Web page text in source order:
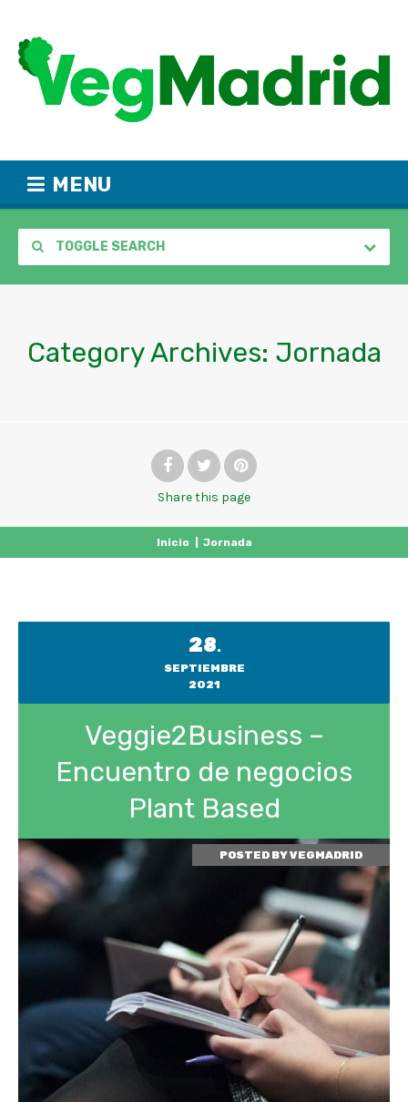
MENU
TOGGLE SEARCH
Category Archives: Jornada
Sharethis page
Inicio Jornada
28.
SEPTIEMBRE
2021
Veggie2Business –
Encuentro de negocios
Plant Based
POSTED BYVEGMADRID